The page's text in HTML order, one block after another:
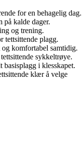
for en behagelig dag.
på kalde dager.
og trening.
tettsittende plagg.
komfortabel samtidig.
sykkeltrøye.
i klesskapet.
klær å velge